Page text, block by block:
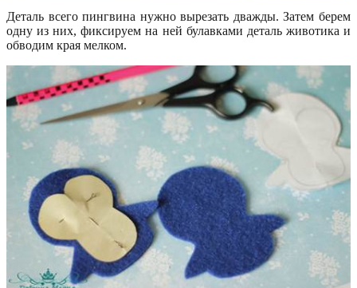
Деталь всего пингвина нужно вырезать дважды. Затем берем
одну из них, фиксируем на ней булавками деталь животика и
обводим края мелком.